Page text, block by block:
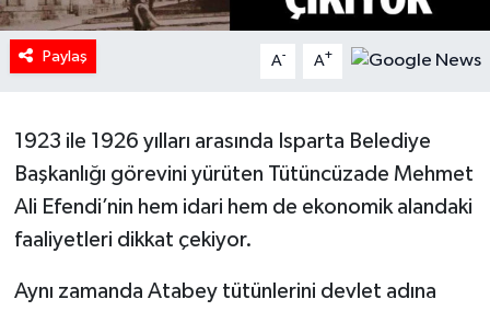
Paylaş A- A+
1923 ile 1926 yılları arasında Isparta Belediye
Başkanlığı görevini yürüten Tütüncüzade Mehmet
Ali Efendi’nin hem idari hem de ekonomik alandaki
faaliyetleri dikkat çekiyor.
Aynı zamanda Atabey tütünlerini devlet adına
MAGAZİN
Oyun
POLİTİKA
RESMİ İLANLAR
SAĞLIK
Spor